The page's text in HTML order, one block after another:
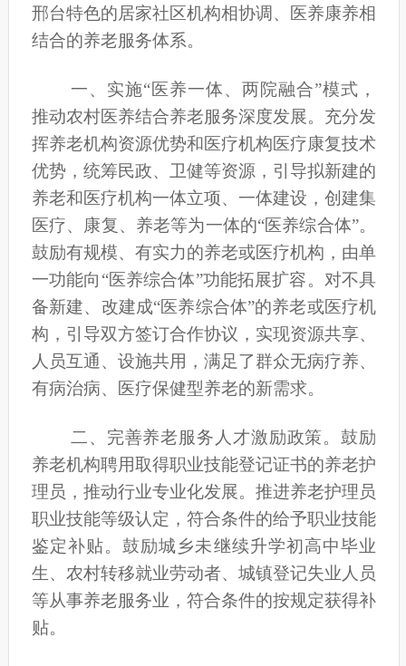
邢台特色的居家社区机构相协调、医养康养相
结合的养老服务体系。
一、 实施“医养一体、两院融合”模式，
推动农村医养结合养老服务深度发展。 充分发
挥养老机构资源优势和医疗机构医疗康复技术
优势，统筹民政、卫健等资源，引导拟新建的
养老和医疗机构一体立项、一体建设，创建集
医疗、康复、养老等为一体的“医养综合体”。
鼓励有规模、有实力的养老或医疗机构，由单
一功能向“医养综合体”功能拓展扩容。对不具
备新建、改建成“医养综合体”的养老或医疗机
构，引导双方签订合作协议，实现资源共享、
人员互通、设施共用，满足了群众无病疗养、
有病治病、医疗保健型养老的新需求。
二、完善养老服务人才激励政策。鼓励
养老机构聘用取得职业技能登记证书的养老护
理员，推动行业专业化发展。推进养老护理员
职业技能等级认定，符合条件的给予职业技能
鉴定补贴。鼓励城乡未继续升学初高中毕业
生、农村转移就业劳动者、城镇登记失业人员
等从事养老服务业，符合条件的按规定获得补
贴。